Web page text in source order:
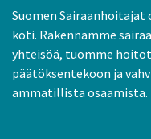
Suomen
koti. Rakennamme
yhteisöä, tuomme
päätöksentekoon ja
ammatillista osaamista.